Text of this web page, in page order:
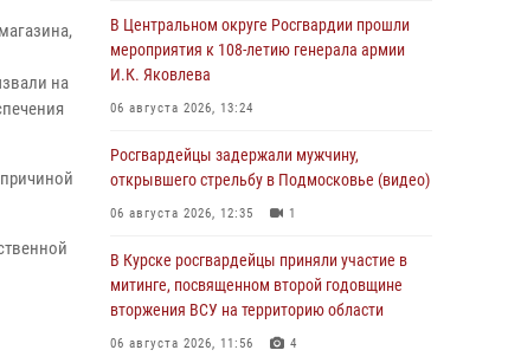
на
В Центральном округе Росгвардии прошли
мероприятия к 108‑летию генерала армии
И.К. Яковлева
06 августа 2026, 13:24
Росгвардейцы задержали мужчину,
открывшего стрельбу в Подмосковье (видео)
06 августа 2026, 12:35 1
В Курске росгвардейцы приняли участие в
митинге, посвященном второй годовщине
вторжения ВСУ на территорию области
06 августа 2026, 11:56 4